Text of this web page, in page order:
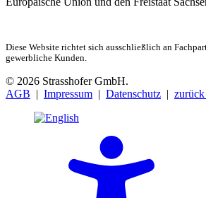
Diese Website richtet sich ausschließlich an
gewerbliche Kunden.
© 2026 Strasshofer GmbH.
AGB | Impressum | Datenschutz | zurück